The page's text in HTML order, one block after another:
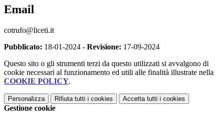
Email
cotrufo@liceti.it
Pubblicato: 18-01-2024 - Revisione: 17-09-2024
Questo sito o gli strumenti terzi da questo utilizzati si avvalgono di
cookie necessari al funzionamento ed utili alle finalità illustrate nella
COOKIE POLICY.
Personalizza Rifiuta tutti i cookies Accetta tutti i cookies
Gestione cookie